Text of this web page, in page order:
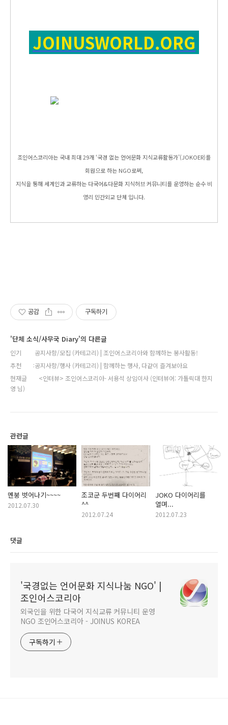
JOINUSWORLD.ORG
조인어스코리아는 국내 최대 29개 ‘국경 없는 언어문화 지식교류활동가’(JOKOER)를
회원으로 하는 NGO로써,
지식을 통해 세계인과 교류하는 다국어&다문화 지식허브 커뮤니티를 운영하는 순수 비
영리 민간외교 단체 입니다.
공감 구독하기
'단체 소식/사무국 Diary'의 다른글
인기
공지사항/모집 (카테고리) | 조인어스코리아와 함께하는 봉사활동!
추천
공지사항/행사 (카테고리) | 함께하는 행사, 다같이 즐겨보아요
현재글
<인터뷰> 조인어스코리아- 서용석 상임이사 (인터뷰어: 가톨릭대 한지
영 님)
관련글
멘붕 벗어나기~~~~
2012.07.30
조코군 두번째 다이어리
^^
2012.07.24
JOKO 다이어리를
열며...
2012.07.23
댓글
'국경없는 언어문화 지식나눔 NGO' |
조인어스코리아
외국인을 위한 다국어 지식교류 커뮤니티 운영
NGO 조인어스코리아 - JOINUS KOREA
구독하기